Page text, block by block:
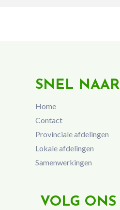
SNEL NAAR
Home
Contact
Provinciale afdelingen
Lokale afdelingen
Samenwerkingen
VOLG ONS